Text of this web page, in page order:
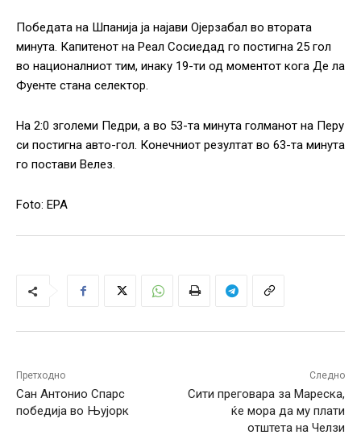
Победата на Шпанија ја најави Ојерзабал во втората
минута. Капитенот на Реал Сосиедад го постигна 25 гол
во националниот тим, инаку 19-ти од моментот кога Де ла
Фуенте стана селектор.
На 2:0 зголеми Педри, а во 53-та минута голманот на Перу
си постигна авто-гол. Конечниот резултат во 63-та минута
го постави Велез.
Foto: EPA
Претходно
Сан Антонио Спарс
победија во Њујорк
Следно
Сити преговара за Мареска,
ќе мора да му плати
отштета на Челзи